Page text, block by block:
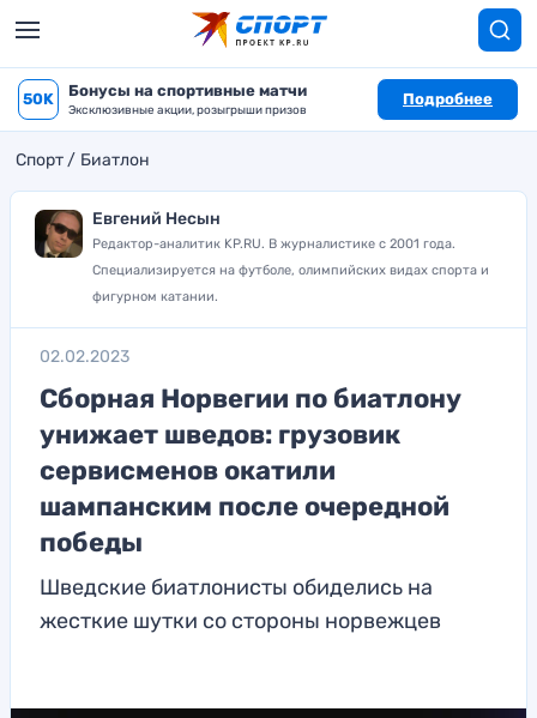
50K Бонусы на спортивные матчи
Эксклюзивные акции, розыгрыши призов
Подробнее
Спорт Биатлон
Евгений Несын
Редактор-аналитик KP.RU. В журналистике с 2001 года.
Специализируется на футболе, олимпийских видах спорта и
фигурном катании.
02.02.2023
Сборная Норвегии по биатлону
унижает шведов: грузовик
сервисменов окатили
шампанским после очередной
победы
Шведские биатлонисты обиделись на
жесткие шутки со стороны норвежцев